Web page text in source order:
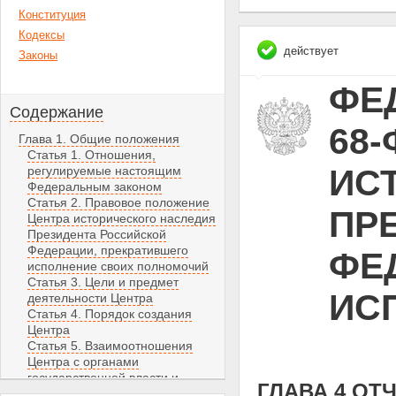
Конституция
Кодексы
Законы
Содержание
Глава 1. Общие положения
Статья 1. Отношения,
регулируемые настоящим
Федеральным законом
Статья 2. Правовое положение
Центра исторического наследия
Президента Российской
Федерации, прекратившего
исполнение своих полномочий
Статья 3. Цели и предмет
деятельности Центра
Статья 4. Порядок создания
Центра
Статья 5. Взаимоотношения
Центра с органами
государственной власти и
действует
ГЛАВА 4